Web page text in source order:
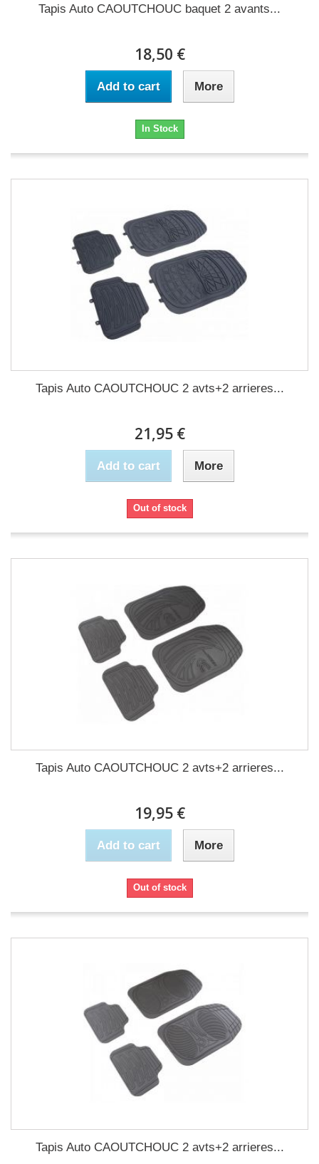
Tapis Auto CAOUTCHOUC baquet 2 avants...
18,50 €
Add to cart More
In Stock
Tapis Auto CAOUTCHOUC 2 avts+2 arrieres...
21,95 €
Add to cart More
Out of stock
Tapis Auto CAOUTCHOUC 2 avts+2 arrieres...
19,95 €
Add to cart More
Out of stock
Tapis Auto CAOUTCHOUC 2 avts+2 arrieres...